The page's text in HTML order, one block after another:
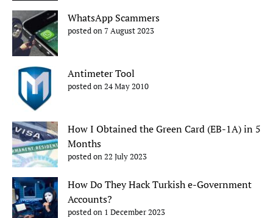
WhatsApp Scammers
posted on 7 August 2023
Antimeter Tool
posted on 24 May 2010
How I Obtained the Green Card (EB-1A) in 5
Months
posted on 22 July 2023
How Do They Hack Turkish e-Government
Accounts?
posted on 1 December 2023